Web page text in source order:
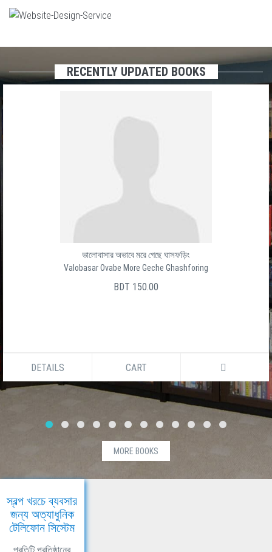
RECENTLY UPDATED BOOKS
ভালোবাসার অভাবে মরে গেছে ঘাসফড়িং
Valobasar Ovabe More Geche Ghashforing
BDT 150.00
DETAILS CART
MORE BOOKS
স্বল্প খরচে ব্যবসার
জন্য অত্যাধুনিক
টেলিফোন সিস্টেম